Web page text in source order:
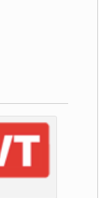
de Direito
da CNTTL
proposta de reajuste
está mantido,
(20)
liga o Mercosul ao
protesto
da Classe